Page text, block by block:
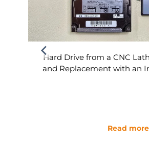
Hard Drive from a CNC
and Replacement with an
Read more